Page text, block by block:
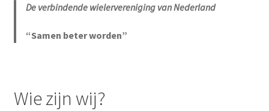
De verbindende wielervereniging van Nederland
“Samen beter worden”
Wie zijn wij?